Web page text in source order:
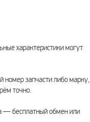
характеристики могут
запчасти либо марку,
точно.
— бесплатный обмен или